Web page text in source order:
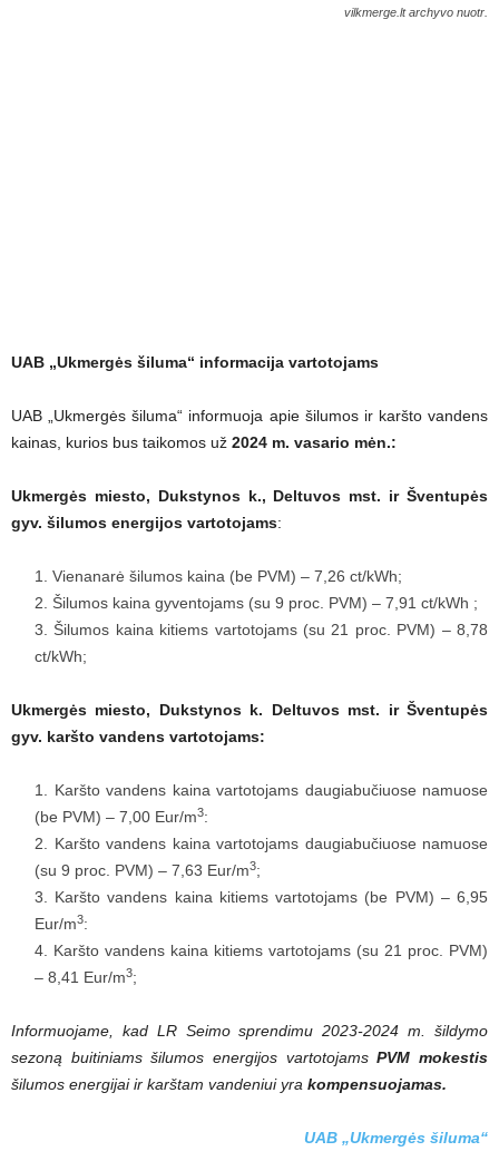
vilkmerge.lt archyvo nuotr.
UAB „Ukmergės šiluma“ informacija vartotojams
UAB „Ukmergės šiluma“ informuoja apie šilumos ir karšto vandens
kainas, kurios bus taikomos už 2024 m. vasario mėn.:
Ukmergės miesto, Dukstynos k., Deltuvos mst. ir Šventupės
gyv. šilumos energijos vartotojams:
Vienanarė šilumos kaina (be PVM) – 7,26 ct/kWh;
Šilumos kaina gyventojams (su 9 proc. PVM) – 7,91 ct/kWh ;
Šilumos kaina kitiems vartotojams (su 21 proc. PVM) – 8,78
ct/kWh;
Ukmergės miesto, Dukstynos k. Deltuvos mst. ir Šventupės
gyv. karšto vandens vartotojams:
Karšto vandens kaina vartotojams daugiabučiuose namuose
(be PVM) – 7,00 Eur/m3:
Karšto vandens kaina vartotojams daugiabučiuose namuose
(su 9 proc. PVM) – 7,63 Eur/m3;
Karšto vandens kaina kitiems vartotojams (be PVM) – 6,95
Eur/m3:
Karšto vandens kaina kitiems vartotojams (su 21 proc. PVM)
– 8,41 Eur/m3;
Informuojame, kad LR Seimo sprendimu 2023-2024 m. šildymo
sezoną buitiniams šilumos energijos vartotojamsPVM mokestis
šilumos energijai ir karštam vandeniui yra kompensuojamas.
UAB „Ukmergės šiluma“